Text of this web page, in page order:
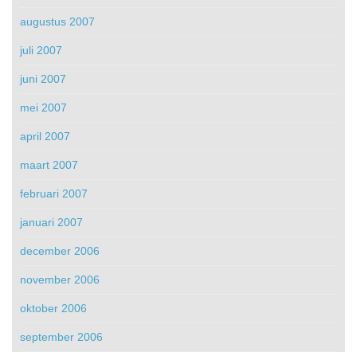
augustus 2007
juli 2007
juni 2007
mei 2007
april 2007
maart 2007
februari 2007
januari 2007
december 2006
november 2006
oktober 2006
september 2006